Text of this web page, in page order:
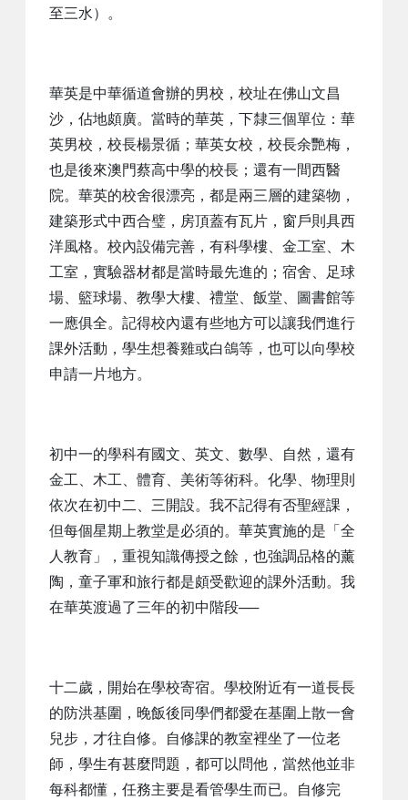
至三水）。
華英是中華循道會辦的男校，校址在佛山文昌
沙，佔地頗廣。當時的華英，下隸三個單位：華
英男校，校長楊景循；華英女校，校長余艷梅，
也是後來澳門蔡高中學的校長；還有一間西醫
院。華英的校舍很漂亮，都是兩三層的建築物，
建築形式中西合璧，房頂蓋有瓦片，窗戶則具西
洋風格。校內設備完善，有科學樓、金工室、木
工室，實驗器材都是當時最先進的；宿舍、足球
場、籃球場、教學大樓、禮堂、飯堂、圖書館等
一應俱全。記得校內還有些地方可以讓我們進行
課外活動，學生想養雞或白鴿等，也可以向學校
申請一片地方。
初中一的學科有國文、英文、數學、自然，還有
金工、木工、體育、美術等術科。化學、物理則
依次在初中二、三開設。我不記得有否聖經課，
但每個星期上教堂是必須的。華英實施的是「全
人教育」，重視知識傳授之餘，也強調品格的薰
陶，童子軍和旅行都是頗受歡迎的課外活動。我
在華英渡過了三年的初中階段──
十二歲，開始在學校寄宿。學校附近有一道長長
的防洪基圍，晚飯後同學們都愛在基圍上散一會
兒步，才往自修。自修課的教室裡坐了一位老
師，學生有甚麼問題，都可以問他，當然他並非
每科都懂，任務主要是看管學生而已。自修完